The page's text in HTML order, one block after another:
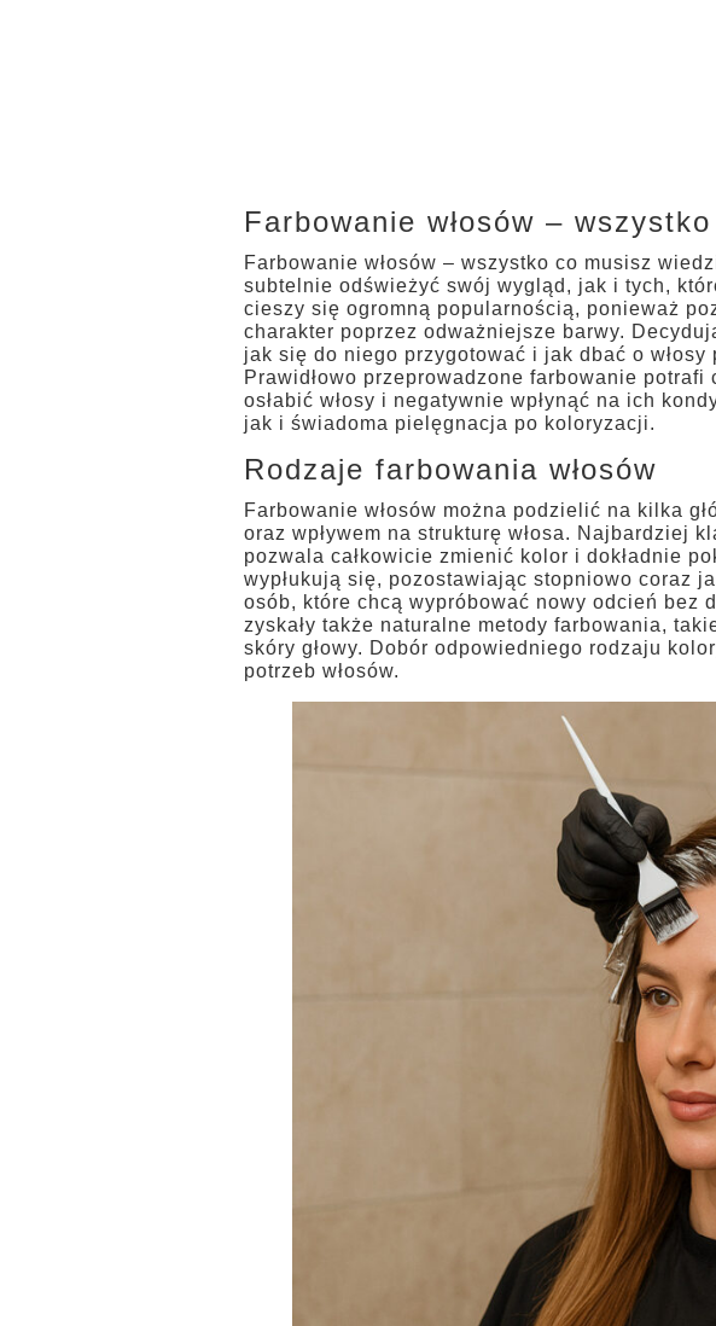
Farbowanie włosów –
Farbowanie włosów – wszystko co musisz
subtelnie odświeżyć swój wygląd, jak i tych,
cieszy się ogromną popularnością, ponieważ
charakter poprzez odważniejsze barwy.
jak się do niego przygotować i jak dbać o włosy
Prawidłowo przeprowadzone farbowanie
osłabić włosy i negatywnie wpłynąć na ich
jak i świadoma pielęgnacja po koloryzacji.
Rodzaje farbowania włosów
Farbowanie włosów można podzielić na kilka
oraz wpływem na strukturę włosa. Najbardziej
pozwala całkowicie zmienić kolor i dokładnie
wypłukują się, pozostawiając stopniowo coraz
osób, które chcą wypróbować nowy odcień bez
zyskały także naturalne metody farbowania,
skóry głowy. Dobór odpowiedniego rodzaju
potrzeb włosów.